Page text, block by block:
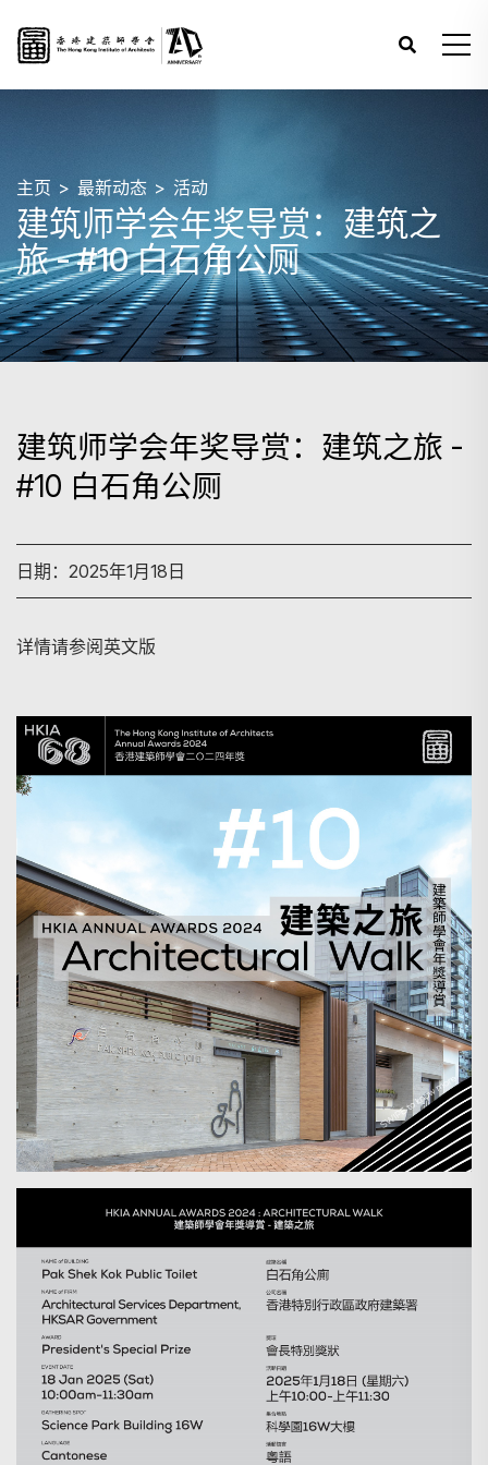
主页 最新动态 活动
建筑师学会年奖导赏：建筑之
旅 - #10 白石角公厕
建筑师学会年奖导赏：建筑之旅 -
#10 白石角公厕
日期：2025年1月18日
详情请参阅英文版